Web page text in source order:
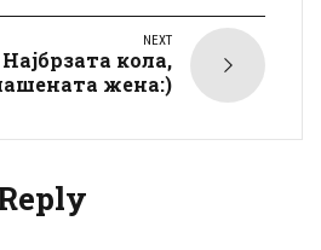
NEXT
Најбрзата кола,
жена:)